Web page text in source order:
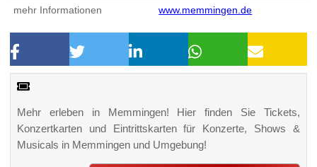
mehr Informationen www.memmingen.de
Mehr erleben in Memmingen! Hier finden Sie Tickets,
Konzertkarten und Eintrittskarten für Konzerte, Shows &
Musicals in Memmingen und Umgebung!